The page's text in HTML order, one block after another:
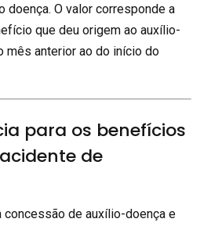
doença. O valor corresponde a
que deu origem ao auxílio-
mês anterior ao do início do
para os benefícios
de
concessão de auxílio-doença e